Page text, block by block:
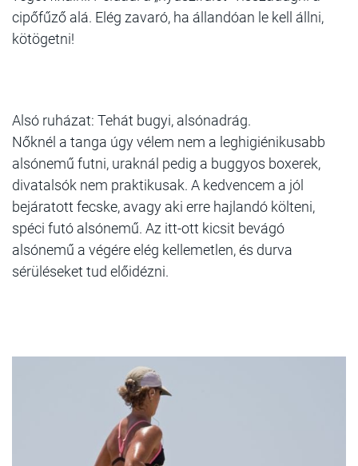
cipőfűző alá. Elég zavaró, ha állandóan le kell állni,
kötögetni!
Alsó ruházat: Tehát bugyi, alsónadrág.
Nőknél a tanga úgy vélem nem a leghigiénikusabb
alsónemű futni, uraknál pedig a buggyos boxerek,
divatalsók nem praktikusak. A kedvencem a jól
bejáratott fecske, avagy aki erre hajlandó költeni,
spéci futó alsónemű. Az itt-ott kicsit bevágó
alsónemű a végére elég kellemetlen, és durva
sérüléseket tud előidézni.